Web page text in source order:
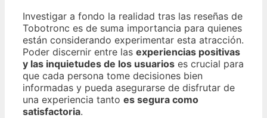
Investigar a fondo la realidad tras las reseñas de
Tobotronc es de suma importancia para quienes
están considerando experimentar esta atracción.
Poder discernir entre las experiencias positivas
y las inquietudes de los usuarios es crucial para
que cada persona tome decisiones bien
informadas y pueda asegurarse de disfrutar de
una experiencia tanto es segura como
satisfactoria.